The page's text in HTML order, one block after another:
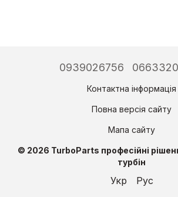
0939026756
Контактна інформація
Повна версія сайту
Мапа сайту
© 2026 TurboParts професійні
турбін
Укр Рус